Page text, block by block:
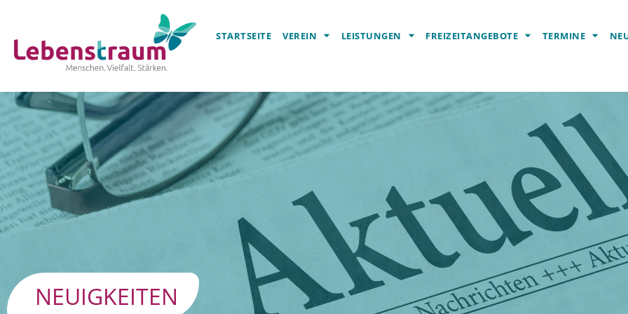
STARTSEITE VEREIN LEISTUNGEN FREIZEITANGEBOTE TERMINE
NEUIGKEITEN